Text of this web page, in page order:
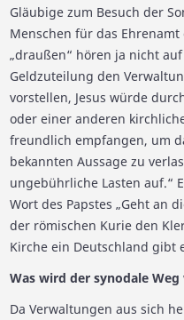
Gläubige zum Besuch der
Menschen für das
„draußen“ hören ja nicht
Geldzuteilung den
vorstellen, Jesus würde
oder einer anderen
freundlich empfangen, um
bekannten Aussage zu
ungebührliche Lasten auf.“
Wort des Papstes „Geht an
der römischen Kurie den
Kirche ein Deutschland gibt
Was wird der synodale
Da Verwaltungen aus sich